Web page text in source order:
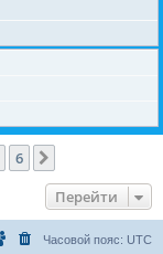
6
Перейти
Часовой пояс: UTC